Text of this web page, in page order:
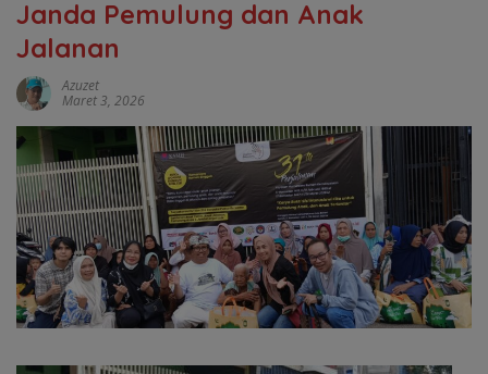
Janda Pemulung dan Anak
Jalanan
Azuzet
Maret 3, 2026